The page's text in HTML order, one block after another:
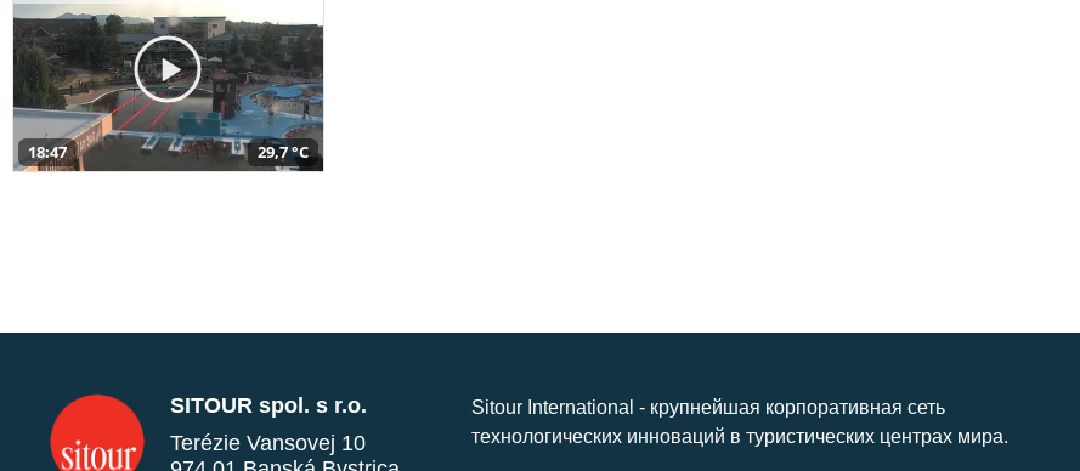
18:47 29,7 °C
SITOUR spol. s r.o.
Terézie Vansovej 10
Sitour International - крупнейшая корпоративная сеть
технологических инноваций в туристических центрах мира.